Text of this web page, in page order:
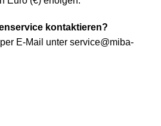
kontaktieren?
E-Mail unter service@miba-